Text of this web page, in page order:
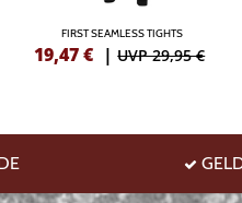
FIRST SEAMLESS TIGHTS
19,47€ |UVP 29,95 €